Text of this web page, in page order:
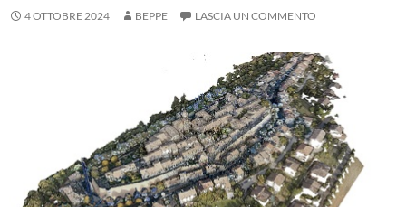
4 OTTOBRE 2024 BEPPE LASCIA UN COMMENTO